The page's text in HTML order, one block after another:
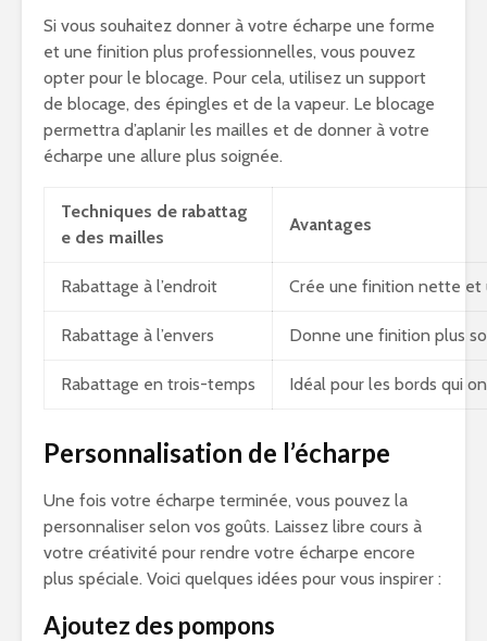
Si vous souhaitez donner à votre écharpe une forme
et une finition plus professionnelles, vous pouvez
opter pour le blocage. Pour cela, utilisez un support
de blocage, des épingles et de la vapeur. Le blocage
permettra d’aplanir les mailles et de donner à votre
écharpe une allure plus soignée.
Techniques de rabattag
e des mailles
Avantages
Rabattage à l’endroit Crée une finition nette et
Rabattage à l’envers Donne une finition plus
Rabattage en trois-temps Idéal pour les bords qui
Personnalisation de l’écharpe
Une fois votre écharpe terminée, vous pouvez la
personnaliser selon vos goûts. Laissez libre cours à
votre créativité pour rendre votre écharpe encore
plus spéciale. Voici quelques idées pour vous inspirer :
Ajoutez des pompons